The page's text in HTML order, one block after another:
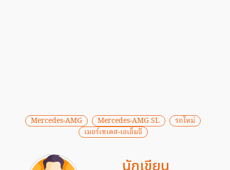
Mercedes-AMG Mercedes-AMG SL
รถใหม่
เมอร์เซเดส-เอเอ็มจี